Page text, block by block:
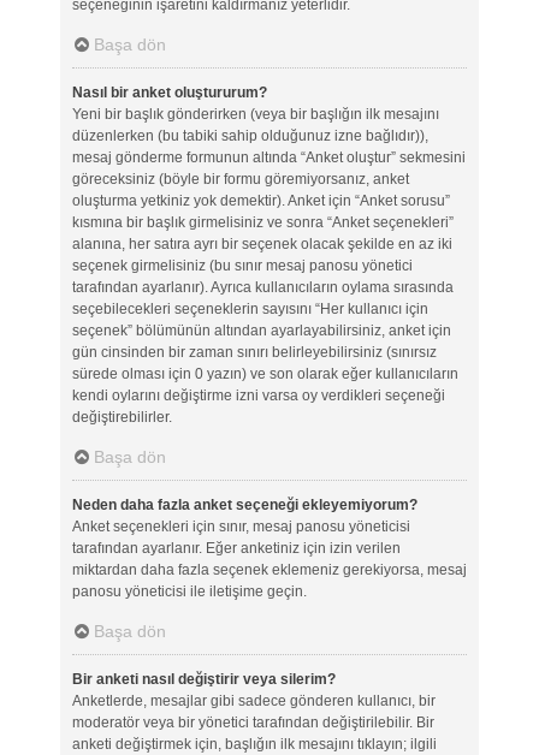
seçeneğinin işaretini kaldırmanız yeterlidir.
Başa dön
Nasıl bir anket oluştururum?
Yeni bir başlık gönderirken (veya bir başlığın ilk mesajını
düzenlerken (bu tabiki sahip olduğunuz izne bağlıdır)),
mesaj gönderme formunun altında “Anket oluştur” sekmesini
göreceksiniz (böyle bir formu göremiyorsanız, anket
oluşturma yetkiniz yok demektir). Anket için “Anket sorusu”
kısmına bir başlık girmelisiniz ve sonra “Anket seçenekleri”
alanına, her satıra ayrı bir seçenek olacak şekilde en az iki
seçenek girmelisiniz (bu sınır mesaj panosu yönetici
tarafından ayarlanır). Ayrıca kullanıcıların oylama sırasında
seçebilecekleri seçeneklerin sayısını “Her kullanıcı için
seçenek” bölümünün altından ayarlayabilirsiniz, anket için
gün cinsinden bir zaman sınırı belirleyebilirsiniz (sınırsız
sürede olması için 0 yazın) ve son olarak eğer kullanıcıların
kendi oylarını değiştirme izni varsa oy verdikleri seçeneği
değiştirebilirler.
Başa dön
Neden daha fazla anket seçeneği ekleyemiyorum?
Anket seçenekleri için sınır, mesaj panosu yöneticisi
tarafından ayarlanır. Eğer anketiniz için izin verilen
miktardan daha fazla seçenek eklemeniz gerekiyorsa, mesaj
panosu yöneticisi ile iletişime geçin.
Başa dön
Bir anketi nasıl değiştirir veya silerim?
Anketlerde, mesajlar gibi sadece gönderen kullanıcı, bir
moderatör veya bir yönetici tarafından değiştirilebilir. Bir
anketi değiştirmek için, başlığın ilk mesajını tıklayın; ilgili